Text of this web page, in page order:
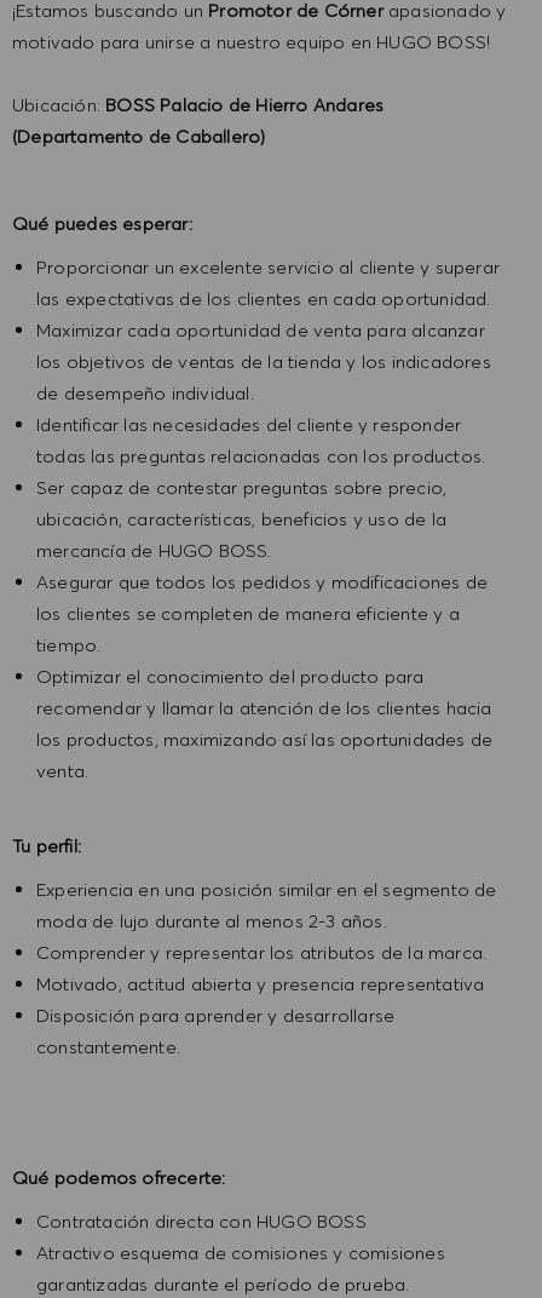
¡Estamos buscando un Promotor de Córnerapasionado y
motivado para unirse a nuestro equipo en HUGO BOSS!
Ubicación: BOSS Palacio de Hierro Andares
(Departamento de Caballero)
Qué puedes esperar:
Proporcionar un excelente servicio al cliente y superar
las expectativas de los clientes en cada oportunidad.
Maximizar cada oportunidad de venta para alcanzar
los objetivos de ventas de la tienda y los indicadores
de desempeño individual.
Identificar las necesidades del cliente y responder
todas las preguntas relacionadas con los productos.
Ser capaz de contestar preguntas sobre precio,
ubicación, características, beneficios y uso de la
mercancía de HUGO BOSS.
Asegurar que todos los pedidos y modificaciones de
los clientes se completen de manera eficiente y a
tiempo.
Optimizar el conocimiento del producto para
recomendar y llamar la atención de los clientes hacia
los productos, maximizando así las oportunidades de
venta.
Tu perfil:
Experiencia en una posición similar en el segmento de
moda de lujo durante al menos 2-3 años.
Comprender y representar los atributos de la marca.
Motivado, actitud abierta y presencia representativa
Disposición para aprender y desarrollarse
constantemente.
Qué podemos ofrecerte:
Contratación directa con HUGO BOSS
Atractivo esquema de comisiones y comisiones
garantizadas durante el período de prueba.